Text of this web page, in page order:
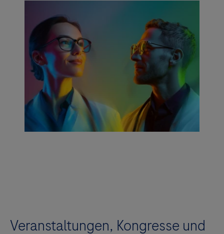
Veranstaltungen, Kongresse und